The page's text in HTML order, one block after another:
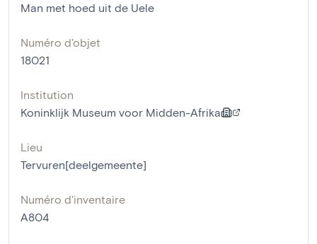
Man met hoed uit de Uele
Numéro d'objet
18021
Institution
Koninklijk Museum voor Midden-Afrika
Lieu
Tervuren[deelgemeente]
Numéro d'inventaire
A804